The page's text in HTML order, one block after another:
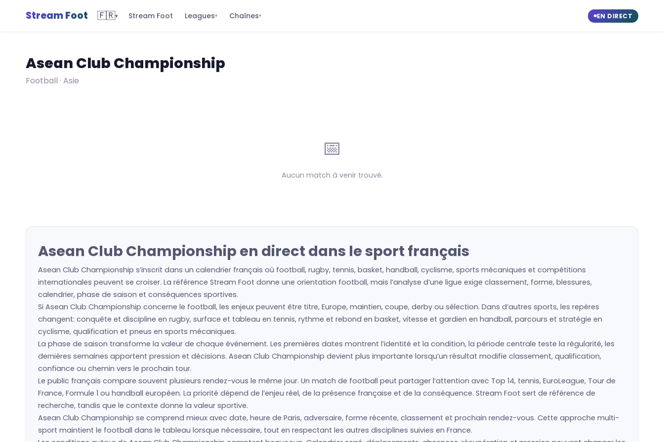
Stream Foot 🇫🇷▾ Stream Foot Leagues▾ Chaînes▾ EN DIRECT
Asean Club Championship
Football · Asie
📅
Aucun match à venir trouvé.
Asean Club Championship en direct dans le sport français
Asean Club Championship s’inscrit dans un calendrier français où football, rugby, tennis, basket, handball, cyclisme, sports mécaniques et compétitions
internationales peuvent se croiser. La référence Stream Foot donne une orientation football, mais l’analyse d’une ligue exige classement, forme, blessures,
calendrier, phase de saison et conséquences sportives.
Si Asean Club Championship concerne le football, les enjeux peuvent être titre, Europe, maintien, coupe, derby ou sélection. Dans d’autres sports, les repères
changent: conquête et discipline en rugby, surface et tableau en tennis, rythme et rebond en basket, vitesse et gardien en handball, parcours et stratégie en
cyclisme, qualification et pneus en sports mécaniques.
La phase de saison transforme la valeur de chaque événement. Les premières dates montrent l’identité et la condition, la période centrale teste la régularité, les
dernières semaines apportent pression et décisions. Asean Club Championship devient plus importante lorsqu’un résultat modifie classement, qualification,
confiance ou chemin vers le prochain tour.
Le public français compare souvent plusieurs rendez-vous le même jour. Un match de football peut partager l’attention avec Top 14, tennis, EuroLeague, Tour de
France, Formule 1 ou handball européen. La priorité dépend de l’enjeu réel, de la présence française et de la conséquence. Stream Foot sert de référence de
recherche, tandis que le contexte donne la valeur sportive.
Asean Club Championship se comprend mieux avec date, heure de Paris, adversaire, forme récente, classement et prochain rendez-vous. Cette approche multi-
sport maintient le football dans le tableau lorsque nécessaire, tout en respectant les autres disciplines suivies en France.